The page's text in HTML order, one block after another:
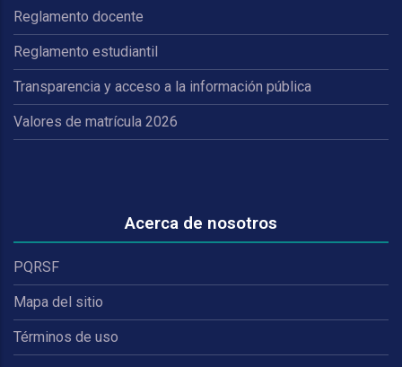
Reglamento docente
Reglamento estudiantil
Transparencia y acceso a la información pública
Valores de matrícula 2026
Acerca de nosotros
PQRSF
Mapa del sitio
Términos de uso